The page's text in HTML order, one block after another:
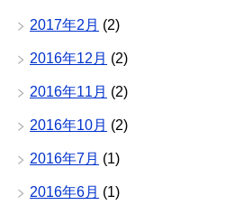
2017年2月 (2)
2016年12月 (2)
2016年11月 (2)
2016年10月 (2)
2016年7月 (1)
2016年6月 (1)